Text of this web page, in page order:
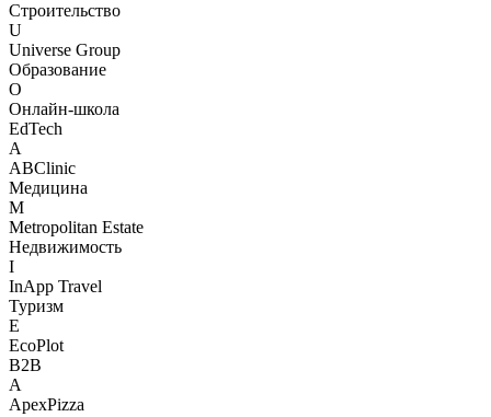
Строительство
U
Universe Group
Образование
О
Онлайн-школа
EdTech
A
ABClinic
Медицина
M
Metropolitan Estate
Недвижимость
I
InApp Travel
Туризм
E
EcoPlot
B2B
A
ApexPizza